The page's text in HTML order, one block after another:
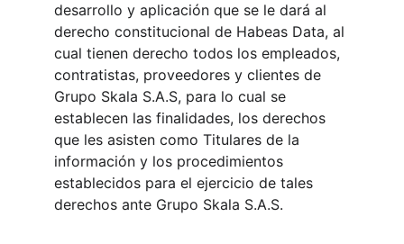
desarrollo y aplicación que se le dará al
derecho constitucional de Habeas Data, al
cual tienen derecho todos los empleados,
contratistas, proveedores y clientes de
Grupo Skala S.A.S, para lo cual se
establecen las finalidades, los derechos
que les asisten como Titulares de la
información y los procedimientos
establecidos para el ejercicio de tales
derechos ante Grupo Skala S.A.S.